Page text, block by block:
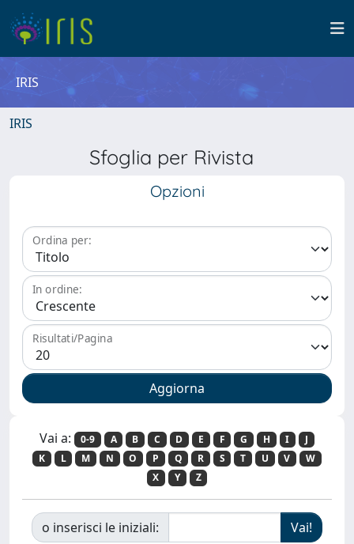
IRIS
IRIS
Sfoglia per Rivista
Opzioni
Ordina per:
In ordine:
Risultati/Pagina
Vai a: 0-9 A B C D E F G H I
J
K
L M N O P Q R S T U V
W
X
Y Z
o inserisci le iniziali: